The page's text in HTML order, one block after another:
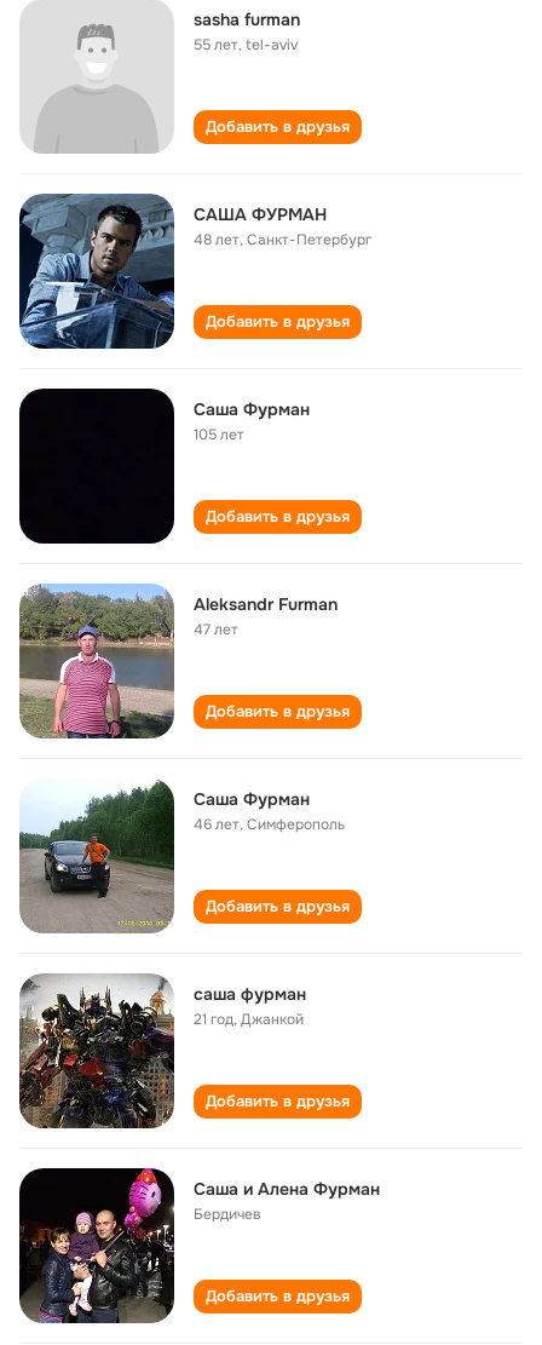
sasha furman
55 лет,tel-aviv
Добавить в друзья
САША ФУРМАН
48 лет,Санкт-Петербург
Добавить в друзья
Саша Фурман
105 лет
Добавить в друзья
Aleksandr Furman
47 лет
Добавить в друзья
Саша Фурман
46 лет,Симферополь
Добавить в друзья
саша фурман
21 год,Джанкой
Добавить в друзья
Саша и Алена Фурман
Бердичев
Добавить в друзья